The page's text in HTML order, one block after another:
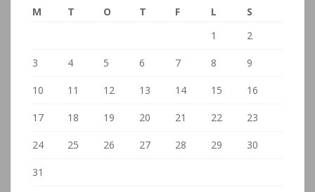
M
T O T F L
S
1
2
3 4 5 6 7 8 9
10 11 12 13 14 15 16
17 18 19 20 21 22 23
24 25 26 27 28 29 30
31